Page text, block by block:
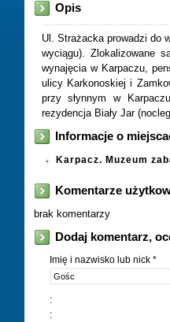
Opis
Ul. Strażacka prowadzi do
wyciągu). Zlokalizowane
wynajęcia w Karpaczu,
ulicy Karkonoskiej i
przy słynnym w
rezydencja Biały Jar
Informacje o
Karpacz. Muzeum
Komentarze
brak komentarzy
Dodaj komentarz,
Imię i nazwisko lub nick *
:
: